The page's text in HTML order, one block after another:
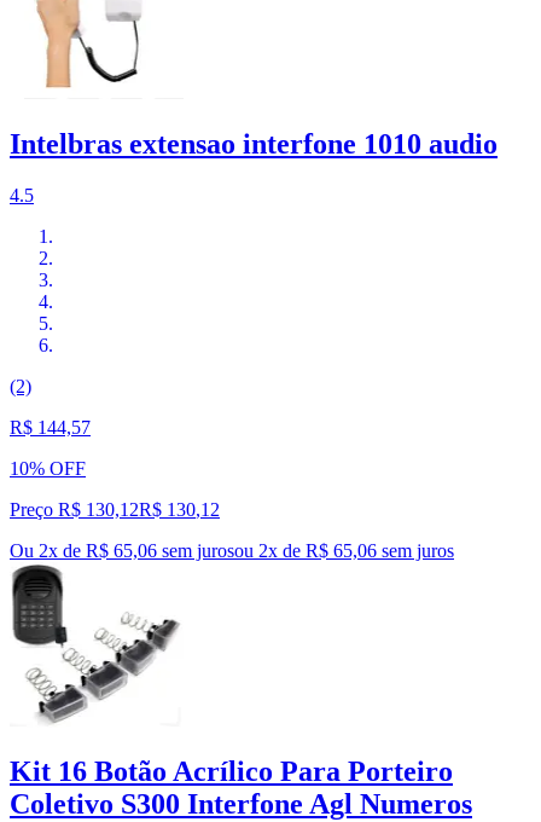
Intelbras extensao interfone 1010 audio
4.5
(2)
R$ 144,57
10% OFF
Preço R$ 130,12R$ 130,12
Ou 2x de R$ 65,06 sem jurosou 2x de R$ 65,06 sem juros
Kit 16 Botão Acrílico Para Porteiro
Coletivo S300 Interfone Agl Numeros